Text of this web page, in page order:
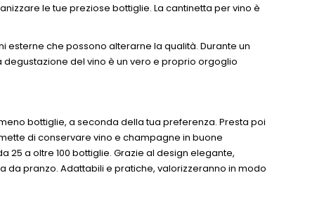
le tue preziose bottiglie. La cantinetta per vino è
che possono alterarne la qualità. Durante un
degustazione del vino è un vero e proprio orgoglio
bottiglie, a seconda della tua preferenza. Presta poi
di conservare vino e champagne in buone
a oltre 100 bottiglie. Grazie al design elegante,
da pranzo. Adattabili e pratiche, valorizzeranno in modo